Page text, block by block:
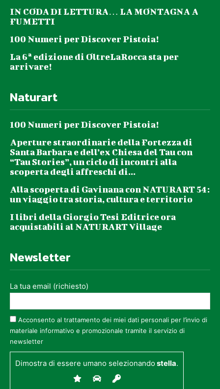
IN CODA DI LETTURA… LA MONTAGNA A
FUMETTI
100 Numeri per Discover Pistoia!
La 6ª edizione di OltreLaRocca sta per
arrivare!
Naturart
100 Numeri per Discover Pistoia!
Aperture straordinarie della Fortezza di
Santa Barbara e dell’ex Chiesa del Tau con
“Tau Stories”, un ciclo di incontri alla
scoperta degli affreschi di...
Alla scoperta di Gavinana con NATURART 54:
un viaggio tra storia, cultura e territorio
I libri della Giorgio Tesi Editrice ora
acquistabili al NATURART Village
Newsletter
La tua email (richiesto)
Acconsento al trattamento dei miei dati personali per l’invio di
materiale informativo e promozionale tramite il servizio di
newsletter
Dimostra di essere umano selezionandostella.